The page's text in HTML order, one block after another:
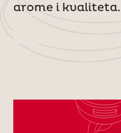
arome i kvaliteta.